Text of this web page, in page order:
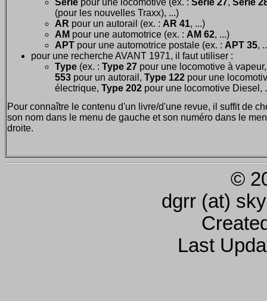
(pour les nouvelles Traxx), ...)
AR pour un autorail (ex. : AR 41, ...)
AM pour une automotrice (ex. : AM 62, ...)
APT pour une automotrice postale (ex. : APT 35,
pour une recherche AVANT 1971, il faut utiliser :
Type (ex. : Type 27 pour une locomotive à
553 pour un autorail, Type 122 pour une
électrique, Type 202 pour une locomotive Diesel,
Pour connaître le contenu d'un livre/d'une revue, il suffit de
son nom dans le menu de gauche et son numéro dans le
droite.
©
dgrr (at)
Last